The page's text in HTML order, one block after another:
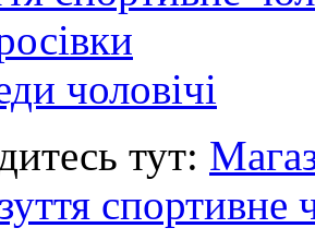
чоловічі
тут:
спортивне